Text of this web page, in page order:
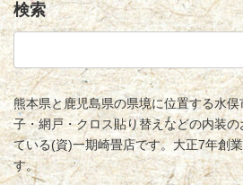
検索
検
熊本県と鹿児島県の県境に位置する水
子・網戸・クロス貼り替えなどの内装
ている(資)一期崎畳店です。大正7年創
す。